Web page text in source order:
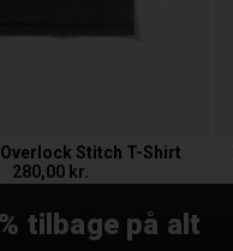
Stitch T-Shirt
280,00 kr.
tilbage på alt